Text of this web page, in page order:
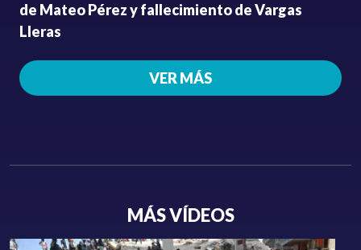
de Mateo Pérez y fallecimiento de Vargas
Lleras
VER MÁS
MÁS VÍDEOS